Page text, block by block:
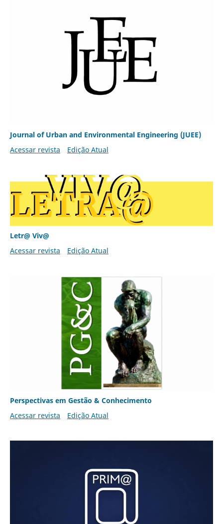
Journal of Urban and Environmental Engineering (JUEE)
Acessar revista
Edição Atual
Letr@ Viv@
Acessar revista
Edição Atual
Perspectivas em Gestão & Conhecimento
Acessar revista
Edição Atual